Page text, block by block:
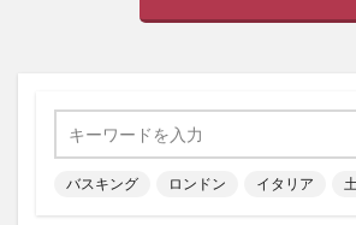
バスキング ロンドン イタリア